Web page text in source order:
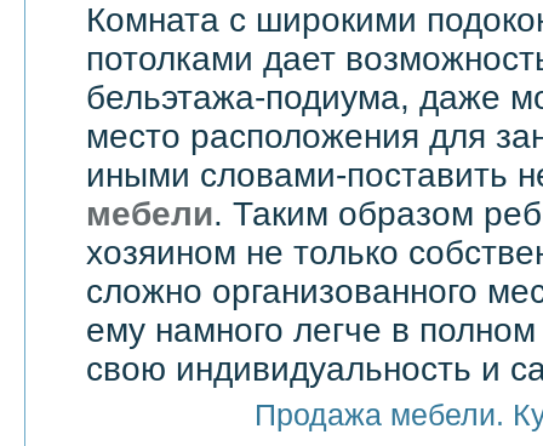
Комната с широкими
потолками дает
бельэтажа-подиума, даже
место расположения для
иными словами-поставить
мебели. Таким образом
хозяином не только
сложно организованного
ему намного легче в
свою индивидуальность и
Продажа мебели.